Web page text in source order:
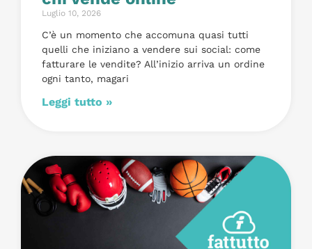
Luglio 10, 2026
C’è un momento che accomuna quasi tutti
quelli che iniziano a vendere sui social: come
fatturare le vendite? All’inizio arriva un ordine
ogni tanto, magari
Leggi tutto »